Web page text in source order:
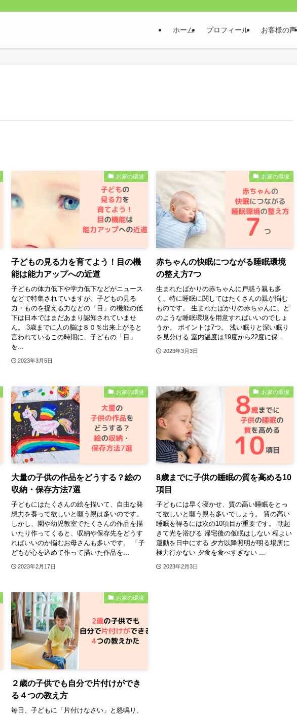
ホーム プロフィール お客様の声
お家の環境
子どもの見る力を育てよう！目の機
能は能力アップへの近道
子どもの体力低下や学力低下などがニュース
などで特集されていますが、子どもの見る
力・ものを捉える力などの「目」の機能の低
下は日本ではまだあまり認知されていませ
ん。 3歳までに人の脳は８０％出来上がると
言われているこの時期に、子どもの「目」
を...
2023年3月5日
お家の環境
赤ちゃんの快眠につながる睡眠環境
の整え方7つ
生まれたばかりの赤ちゃんに戸惑う親も多
く、特に睡眠に関してはたくさんの親が悩む
ものです。 生まれたばかりの赤ちゃんに、ど
のような睡眠環境を用意すればいいのでしょ
うか。 ポイントは7つ。 浅い眠りと深い眠り
を見分ける 室内温度は19度から22度に保...
2023年3月3日
お家の環境
大量の子供の作品をどうする？絵の
収納・保存方法7選
子どもにはたくさんの絵を描いて、自由な発
想力を養って欲しいと願う親は多いのです。
しかし、園や幼児教室でたくさんの作品を描
いたり作ってくると、収納や保存先をどうす
ればいいのか悩むお母さんも多いです。 「子
どもが心を込めて作って描いた作品を...
2023年2月17日
お家の環境
8歳までに子供の睡眠の質を高める10
項目
子どもには早く寝かせ、質の高い睡眠をとっ
て欲しいと願う親も多いでしょう。 質の高い
睡眠を得るには次の10項目が重要です。 朝起
きて光を浴びる 帰宅後の仮眠はしない 程よい
運動を日中にする 夕方以降照明が明る場所に
極力行かない 夕食を食べすぎない ...
2023年2月3日
お家の環境
２歳の子供でも自分で片付けができ
る４つの教え方
毎日、子どもに「片付けなさい」と怒鳴り、